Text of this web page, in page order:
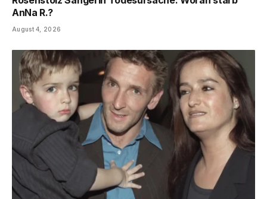
AnNa R.?
August 4, 2026